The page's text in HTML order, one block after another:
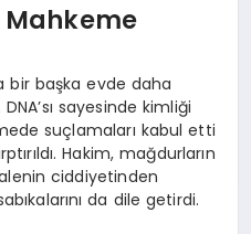
Mahkeme
bir başka evde daha
sayesinde kimliği
suçlamaları kabul etti
Hakim, mağdurların
ciddiyetinden
da dile getirdi.